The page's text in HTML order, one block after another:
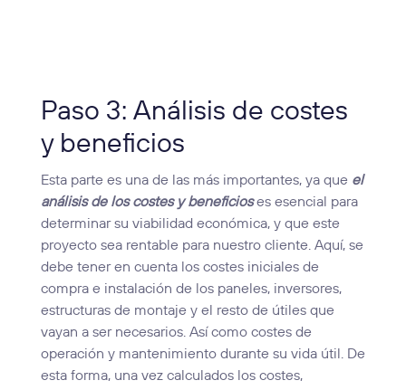
Paso 3: Análisis de costes
y beneficios
Esta parte es una de las más importantes, ya que el
análisis de los costes y beneficios es esencial para
determinar su viabilidad económica, y que este
proyecto sea rentable para nuestro cliente. Aquí, se
debe tener en cuenta los costes iniciales de
compra e instalación de los paneles, inversores,
estructuras de montaje y el resto de útiles que
vayan a ser necesarios. Así como costes de
operación y mantenimiento durante su vida útil. De
esta forma, una vez calculados los costes,